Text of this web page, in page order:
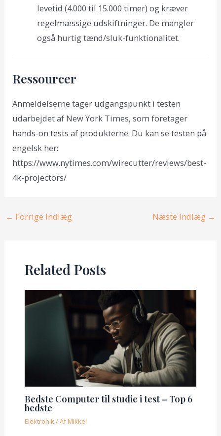
levetid (4.000 til 15.000 timer) og kræver
regelmæssige udskiftninger. De mangler
også hurtig tænd/sluk-funktionalitet.
Ressourcer
Anmeldelserne tager udgangspunkt i testen
udarbejdet af New York Times, som foretager
hands-on tests af produkterne. Du kan se testen på
engelsk her:
https://www.nytimes.com/wirecutter/reviews/best-
4k-projectors/
Post
← Forrige Indlæg Næste Indlæg →
Related Posts
Bedste Computer til studie i test – Top 6
bedste
Elektronik/ AfMikkel